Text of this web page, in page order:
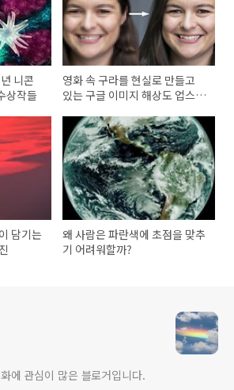
니콘
상작들
영화 속 구라를 현실로 만들고
있는 구글 이미지 해상도 업스케
왜 사람은 파란색에 초점을 맞추
기 어려워할까?
에 관심이 많은 블로거입니다.